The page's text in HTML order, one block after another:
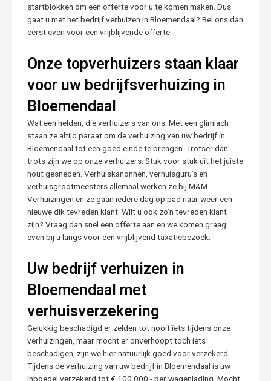
startblokken om een offerte voor u te komen maken. Dus
gaat u met het bedrijf verhuizen in Bloemendaal? Bel ons dan
eerst even voor een vrijblijvende offerte.
Onze topverhuizers staan klaar
voor uw bedrijfsverhuizing in
Bloemendaal
Wat een helden, die verhuizers van ons. Met een glimlach
staan ze altijd paraat om de verhuizing van uw bedrijf in
Bloemendaal tot een goed einde te brengen. Trotser dan
trots zijn we op onze verhuizers. Stuk voor stuk uit het juiste
hout gesneden. Verhuiskanonnen, verhuisguru’s en
verhuisgrootmeesters allemaal werken ze bij M&M
Verhuizingen en ze gaan iedere dag op pad naar weer een
nieuwe dik tevreden klant. Wilt u ook zo’n tevreden klant
zijn? Vraag dan snel een offerte aan en we komen graag
even bij u langs voor een vrijblijvend taxatiebezoek.
Uw bedrijf verhuizen in
Bloemendaal met
verhuisverzekering
Gelukkig beschadigd er zelden tot nooit iets tijdens onze
verhuizingen, maar mocht er onverhoopt toch iets
beschadigen, zijn we hier natuurlijk goed voor verzekerd.
Tijdens de verhuizing van uw bedrijf in Bloemendaal is uw
inboedel verzekerd tot € 100.000,- per wagenlading. Mocht